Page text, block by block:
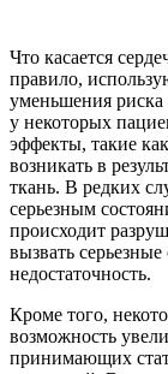
Что касается
правило,
уменьшения риска
у некоторых
эффекты, такие
возникать в
ткань. В редких
серьезным
происходит
вызвать
недостаточность.
Кроме того,
возможность
принимающих